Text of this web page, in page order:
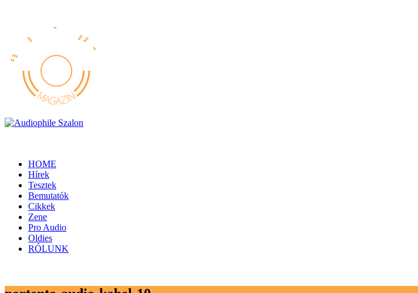
HOME
Hírek
Tesztek
Bemutatók
Cikkek
Zene
Pro Audio
Oldies
RÓLUNK